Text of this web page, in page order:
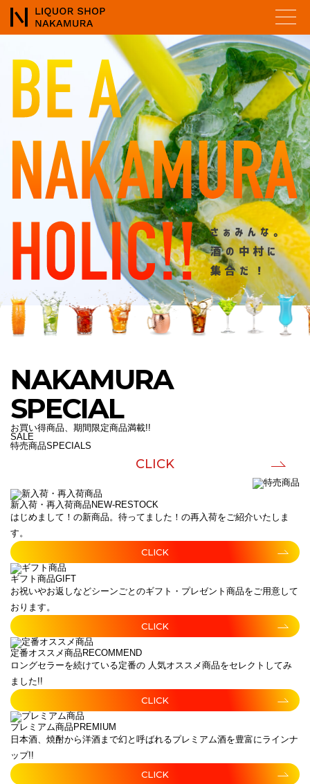
NAKAMURA
SPECIAL
お買い得商品、期間限定商品満載!!
SALE
特売商品SPECIALS
CLICK
新入荷・再入荷商品 NEW-RESTOCK
はじめまして！の新商品。待ってました！の再入荷をご紹介いたしま
す。
CLICK
ギフト商品GIFT
お祝いやお返しなどシーンごとのギフト・プレゼント商品をご用意して
おります。
CLICK
定番オススメ商品 RECOMMEND
ロングセラーを続けている定番の 人気オススメ商品をセレクトしてみ
ました!!
CLICK
プレミアム商品 PREMIUM
日本酒、焼酎から洋酒まで幻と呼ばれるプレミアム酒を豊富にラインナ
ップ!!
CLICK